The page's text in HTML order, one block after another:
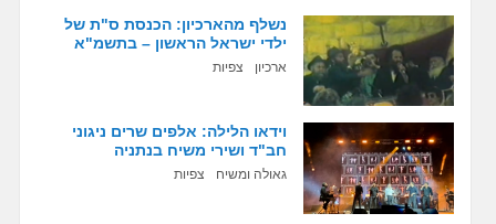
נשלף מהארכיון: הכנסת ס"ת של
ילדי ישראל הראשון – בתשמ"א
ארכיון צפיות
וידאו הלילה: אלפים שרים ניגוני
חב"ד ושירי משיח בנתניה
גאולה ומשיח צפיות